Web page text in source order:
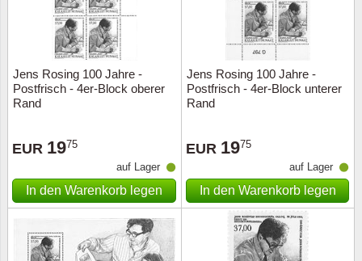
Jens Rosing 100 Jahre -
Postfrisch - 4er-Block oberer
Rand
EUR 1975
auf Lager
In den Warenkorb legen
Jens Rosing 100 Jahre -
Postfrisch - 4er-Block unterer
Rand
EUR 1975
auf Lager
In den Warenkorb legen